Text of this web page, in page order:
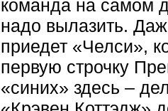
команда на самом
надо вылазить.
приедет «Челси»,
первую строчку
«синих» здесь –